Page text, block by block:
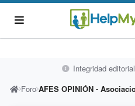
Integridad editorial
Foro